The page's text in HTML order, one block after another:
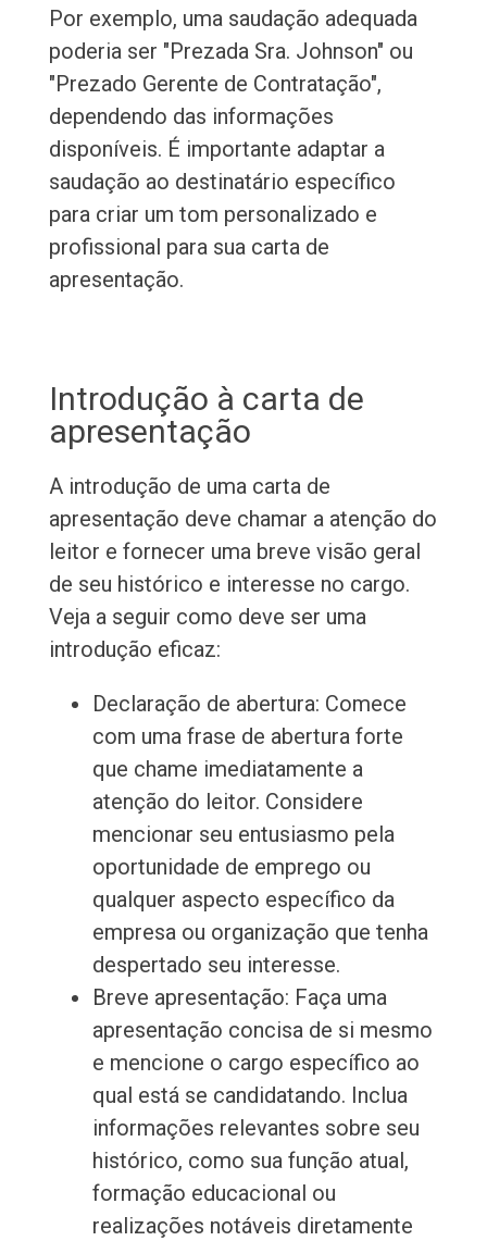
Por exemplo, uma saudação adequada
poderia ser "Prezada Sra. Johnson" ou
"Prezado Gerente de Contratação",
dependendo das informações
disponíveis. É importante adaptar a
saudação ao destinatário específico
para criar um tom personalizado e
profissional para sua carta de
apresentação.
Introdução à carta de
apresentação
A introdução de uma carta de
apresentação deve chamar a atenção do
leitor e fornecer uma breve visão geral
de seu histórico e interesse no cargo.
Veja a seguir como deve ser uma
introdução eficaz:
Declaração de abertura: Comece
com uma frase de abertura forte
que chame imediatamente a
atenção do leitor. Considere
mencionar seu entusiasmo pela
oportunidade de emprego ou
qualquer aspecto específico da
empresa ou organização que tenha
despertado seu interesse.
Breve apresentação: Faça uma
apresentação concisa de si mesmo
e mencione o cargo específico ao
qual está se candidatando. Inclua
informações relevantes sobre seu
histórico, como sua função atual,
formação educacional ou
realizações notáveis diretamente